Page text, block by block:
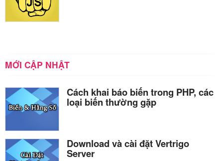
MỚI CẬP NHẬT
Cách khai báo biến trong PHP, các
loại biến thường gặp
Download và cài đặt Vertrigo
Server